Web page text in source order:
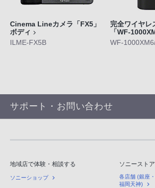
Cinema Lineカメラ「FX5」
ボディ
ILME-FX5B
完全ワイヤレ
「WF-
WF-
サポート・お問い合わせ
地域店で体験・相談する
ソニーショップ
ソニースト
各店舗 (銀座
福岡天神)